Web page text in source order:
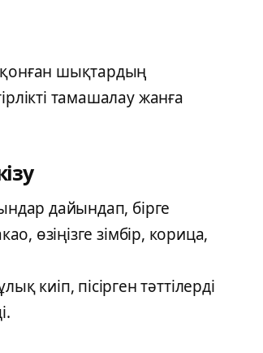
шықтардың
тамашалау жанға
дайындап, бірге
өзіңізге зімбір, корица,
пісірген тәттілерді